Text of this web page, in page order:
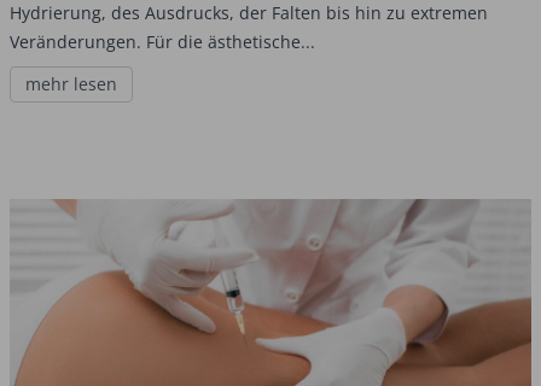
Hydrierung, des Ausdrucks, der Falten bis hin zu extremen
Veränderungen. Für die ästhetische...
mehr lesen